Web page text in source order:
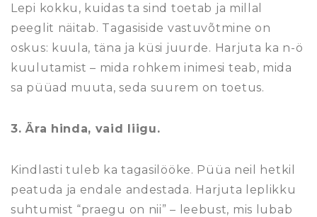
Lepi kokku, kuidas ta sind toetab ja millal
peeglit näitab. Tagasiside vastuvõtmine on
oskus: kuula, täna ja küsi juurde. Harjuta ka n-ö
kuulutamist – mida rohkem inimesi teab, mida
sa püüad muuta, seda suurem on toetus.
3. Ära hinda, vaid liigu.
Kindlasti tuleb ka tagasilööke. Püüa neil hetkil
peatuda ja endale andestada. Harjuta leplikku
suhtumist “praegu on nii” – leebust, mis lubab